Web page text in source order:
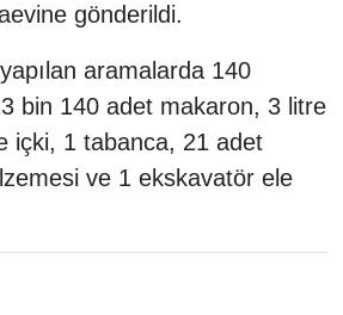
gönderildi.
aramalarda 140
bin 140 adet makaron, 3 litre
içki, 1 tabanca, 21 adet
ve 1 ekskavatör ele